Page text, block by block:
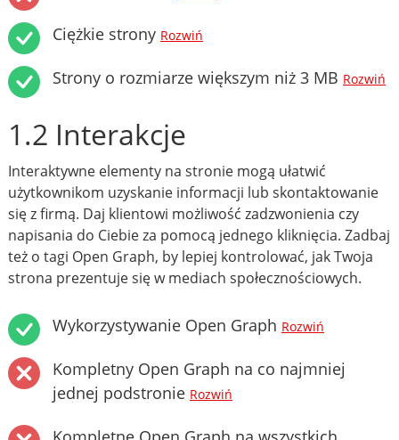
Ciężkie strony Rozwiń
Strony o rozmiarze większym niż 3 MB Rozwiń
1.2 Interakcje
Interaktywne elementy na stronie mogą ułatwić
użytkownikom uzyskanie informacji lub skontaktowanie
się z firmą. Daj klientowi możliwość zadzwonienia czy
napisania do Ciebie za pomocą jednego kliknięcia. Zadbaj
też o tagi Open Graph, by lepiej kontrolować, jak Twoja
strona prezentuje się w mediach społecznościowych.
Wykorzystywanie Open Graph Rozwiń
Kompletny Open Graph na co najmniej
jednej podstronie Rozwiń